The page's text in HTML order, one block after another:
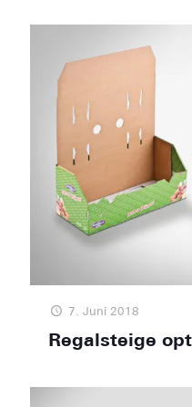
7. Juni 2018
Regalsteige